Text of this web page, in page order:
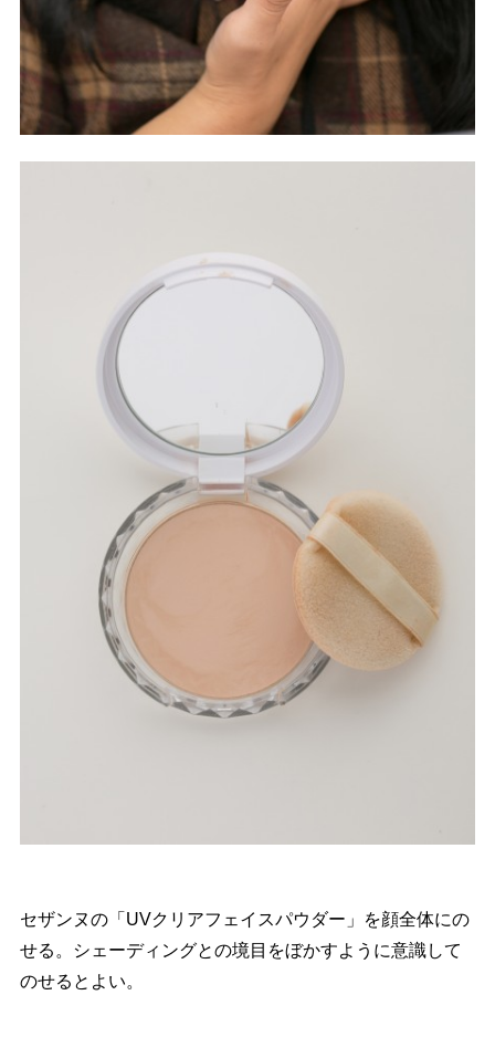
セザンヌの「UVクリアフェイスパウダー」を顔全体にの
せる。シェーディングとの境目をぼかすように意識して
のせるとよい。